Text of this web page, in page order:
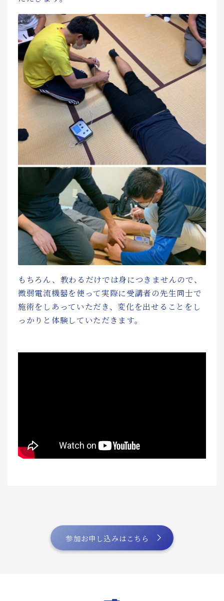
もちろん、教わるだけでは身につきませんので、
微弱電流機器を使って実際に受講者の先生同士で
施術をしあっていただき、変化を出せることをし
っかりと体験していただきます。
参加お申し込みはこちら